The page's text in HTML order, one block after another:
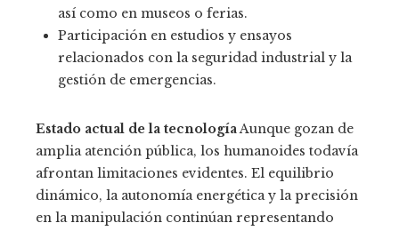
así como en museos o ferias.
Participación en estudios y ensayos
relacionados con la seguridad industrial y la
gestión de emergencias.
Estado actual de la tecnologíaAunque gozan de
amplia atención pública, los humanoides todavía
afrontan limitaciones evidentes. El equilibrio
dinámico, la autonomía energética y la precisión
en la manipulación continúan representando